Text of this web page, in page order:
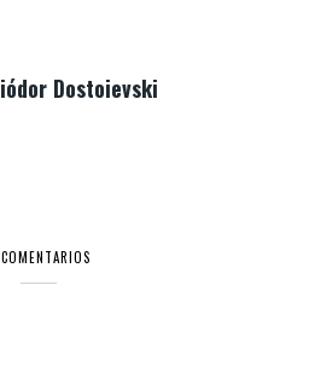
Dostoievski